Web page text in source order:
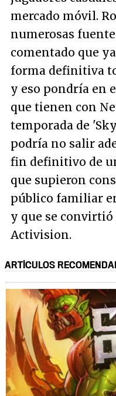
mercado móvil.
numerosas
comentado que
forma definitiva
y eso pondría en
que tienen con
temporada de
podría no salir
fin definitivo de
que supieron
público familiar
y que se convirtió
Activision.
ARTÍCULOS